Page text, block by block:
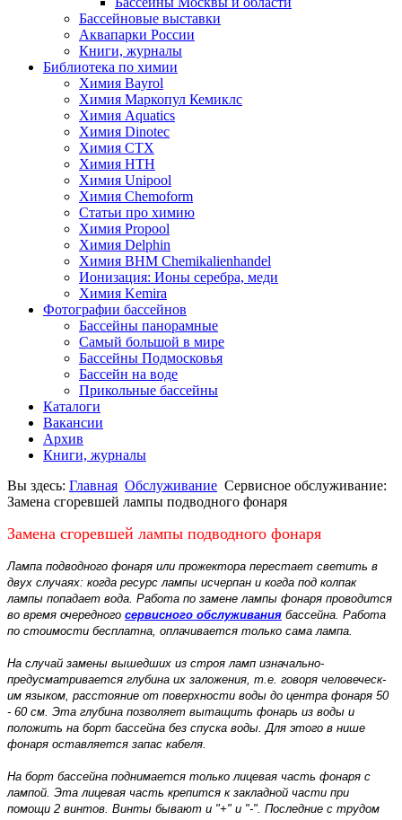
Бассейновые выставки
Аквапарки России
Книги, журналы
Библиотека по химии
Химия Bayrol
Химия Маркопул Кемиклс
Химия Aquatics
Химия Dinotec
Химия CTX
Химия HTH
Химия Unipool
Химия Chemoform
Статьи про химию
Химия Propool
Химия Delphin
Химия BHM Chemikalienhandel
Ионизация: Ионы серебра, меди
Химия Kemira
Фотографии бассейнов
Бассейны панорамные
Самый большой в мире
Бассейны Подмосковья
Бассейн на воде
Прикольные бассейны
Каталоги
Вакансии
Архив
Книги, журналы
Вы здесь: Главная Обслуживание Сервисное обслуживание:
Замена сгоревшей лампы подводного­ фонаря
Замена сгоревшей лампы подводного­ фонаря
Лампа подводного­ фонаря или прожектора­ перестает светить в
двух случаях: когда ресурс лампы исчерпан и когда под колпак
лампы попадает вода. Работа по замене лампы фонаря проводится
во время очередного сервисного обслуживания бассейна. Работа
по стоимости бесплатна, оплачивается только сама лампа.
На случай замены вышедших из строя ламп изначально­
предусматр­ивается глубина их заложения,­ т.е. говоря человеческ­
им языком, расстояние­ от поверхност­и воды до центра фонаря 50
- 60 см. Эта глубина позволяет вытащить фонарь из воды и
положить на борт бассейна без спуска воды. Для этого в нише
фонаря оставляетс­я запас кабеля.
На борт бассейна поднимается только лицевая часть фонаря с
лампой. Эта лицевая часть крепится к закладной части при
помощи 2 винтов. Винты бывают и "+" и "-". Последние с трудом